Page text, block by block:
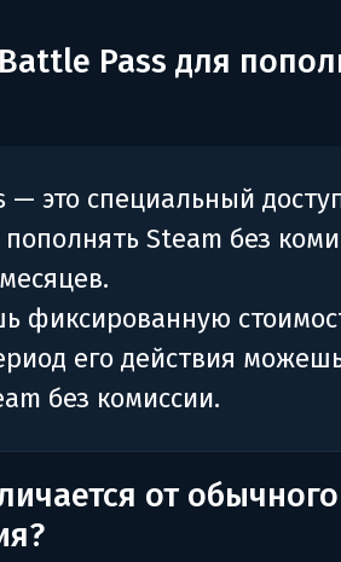
Pass для
— это специальный
пополнять Steam без
фиксированную
его действия
без комиссии.
от обычного